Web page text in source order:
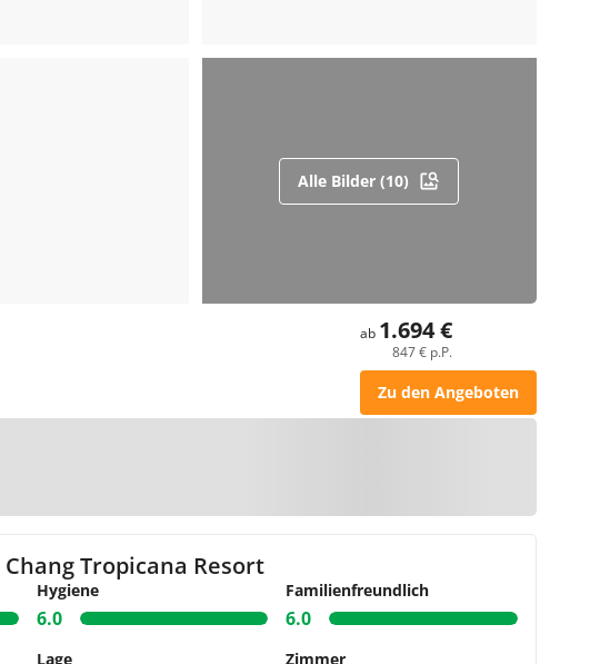
Alle Bilder (10)
ab 1.694 €
847 € p.P.
Zu den Angeboten
Tropicana Resort
Hygiene
6.0
Familienfreundlich
6.0
Lage Zimmer